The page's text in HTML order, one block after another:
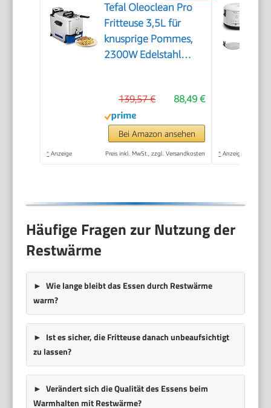
Tefal Oleoclean Pro
Fritteuse 3,5L für
knusprige Pommes,
2300W Edelstahl
Herausnehmbarer
Ölbehälter 1,2kg,
Timer & Thermostat,
Spülmaschinenfest,
88,49 €
139,57 €
Bei Amazon ansehen
* Anzeige Preis inkl. MwSt., zzgl. Versandkosten * Anzeige
Häufige Fragen zur Nutzung der
Restwärme
Wie lange bleibt das Essen durch Restwärme
warm?
Ist es sicher, die Fritteuse danach unbeaufsichtigt
zu lassen?
Verändert sich die Qualität des Essens beim
Warmhalten mit Restwärme?